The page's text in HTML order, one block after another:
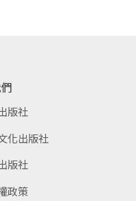
版社
化出版社
版社
政策